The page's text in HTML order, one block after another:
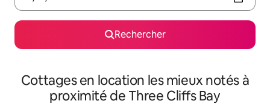
Rechercher
Cottages en location les mieux notés à
proximité de Three Cliffs Bay